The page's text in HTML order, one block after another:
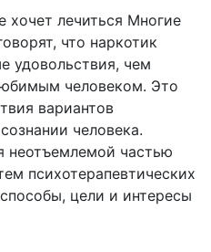
хочет лечиться Многие
что наркотик
удовольствия, чем
человеком. Это
вариантов
человека.
неотъемлемой частью
психотерапевтических
цели и интересы